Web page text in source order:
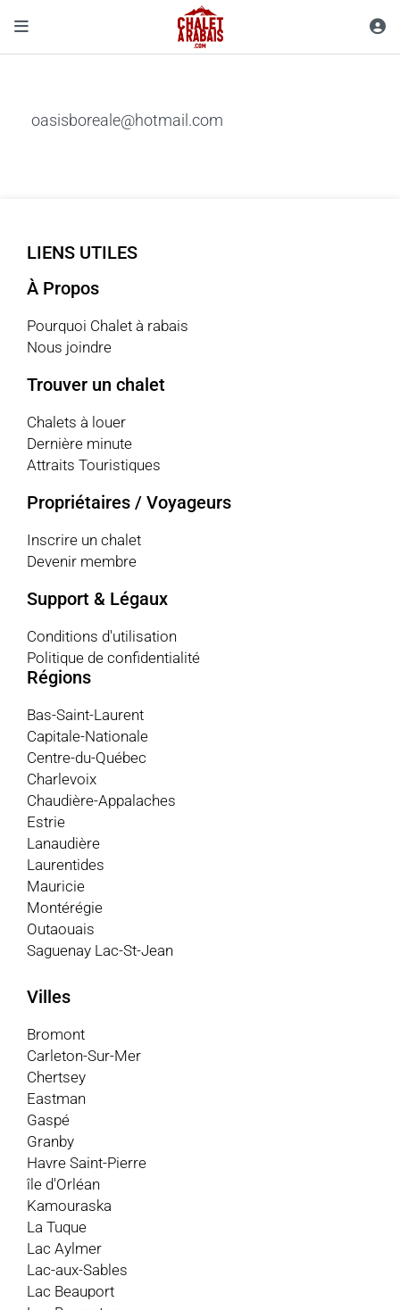
oasisboreale@hotmail.com
LIENS UTILES
À Propos
Pourquoi Chalet à rabais
Nous joindre
Trouver un chalet
Chalets à louer
Dernière minute
Attraits Touristiques
Propriétaires / Voyageurs
Inscrire un chalet
Devenir membre
Support & Légaux
Conditions d'utilisation
Politique de confidentialité
Régions
Bas-Saint-Laurent
Capitale-Nationale
Centre-du-Québec
Charlevoix
Chaudière-Appalaches
Estrie
Lanaudière
Laurentides
Mauricie
Montérégie
Outaouais
Saguenay Lac-St-Jean
Villes
Bromont
Carleton-Sur-Mer
Chertsey
Eastman
Gaspé
Granby
Havre Saint-Pierre
île d'Orléan
Kamouraska
La Tuque
Lac Aylmer
Lac-aux-Sables
Lac Beauport